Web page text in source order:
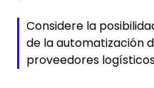
Considere la
de la automatización
proveedores